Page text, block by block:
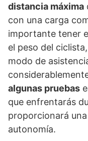
distancia máxima
con una carga
importante tener
el peso del
modo de
algunas pruebas
que enfrentarás
proporcionará
autonomía.